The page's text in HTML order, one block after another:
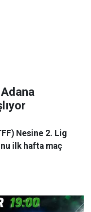
Nesine 2. Lig
ilk hafta maç